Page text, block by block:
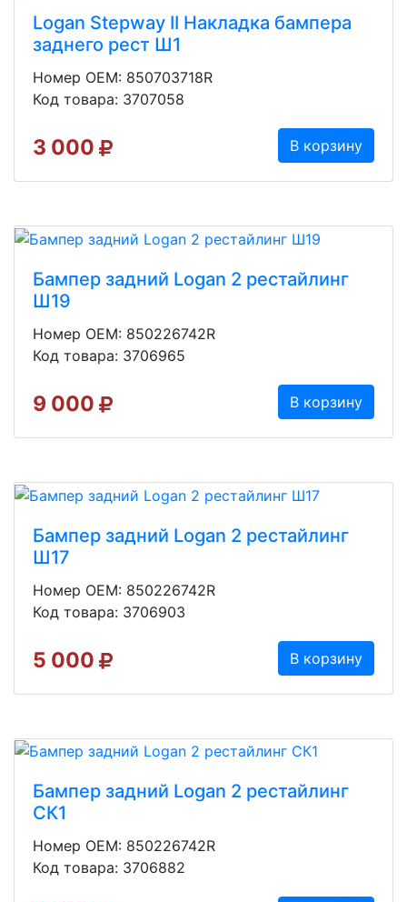
Logan Stepway II Накладка бампера
заднего рест Ш1
Номер OEM: 850703718R
Код товара: 3707058
3 000 В корзину
Бампер задний Logan 2 рестайлинг
Ш19
Номер OEM: 850226742R
Код товара: 3706965
9 000 В корзину
Бампер задний Logan 2 рестайлинг
Ш17
Номер OEM: 850226742R
Код товара: 3706903
5 000 В корзину
Бампер задний Logan 2 рестайлинг
СК1
Номер OEM: 850226742R
Код товара: 3706882